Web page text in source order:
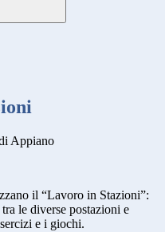
Appiano
il “Lavoro in Stazioni”:
le diverse postazioni e
e i giochi.